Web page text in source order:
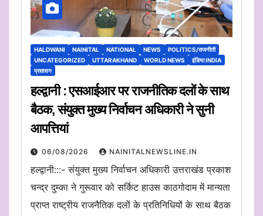
HALDWANI NAINITAL NATIONAL NEWS
POLITICS/राजनीती
UNCATEGORIZED
UTTARAKHAND WORLD NEWS
इंडिया INDIA
प्रशासन
हल्द्वानी : एसआईआर पर राजनीतिक दलों के साथ
बैठक, संयुक्त मुख्य निर्वाचन अधिकारी ने सुनी
आपत्तियां
06/08/2026 NAINITALNEWSLINE.IN
हल्द्वानी:::- संयुक्त मुख्य निर्वाचन अधिकारी उत्तराखंड प्रकाश
चन्द्र दुम्का ने गुरूवार को सर्किट हाउस काठगोदाम में मान्यता
प्राप्त राष्ट्रीय राजनैतिक दलों के प्रतिनिधियों के साथ बैठक